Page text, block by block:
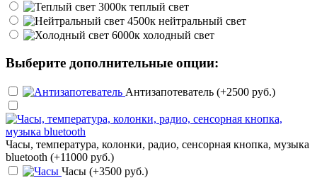
теплый свет
нейтральный свет
холодный свет
Выберите дополнительные опции:
Антизапотеватель (+2500 руб.)
Часы, температура, колонки, радио, сенсорная кнопка, музыка
bluetooth (+11000 руб.)
Часы (+3500 руб.)